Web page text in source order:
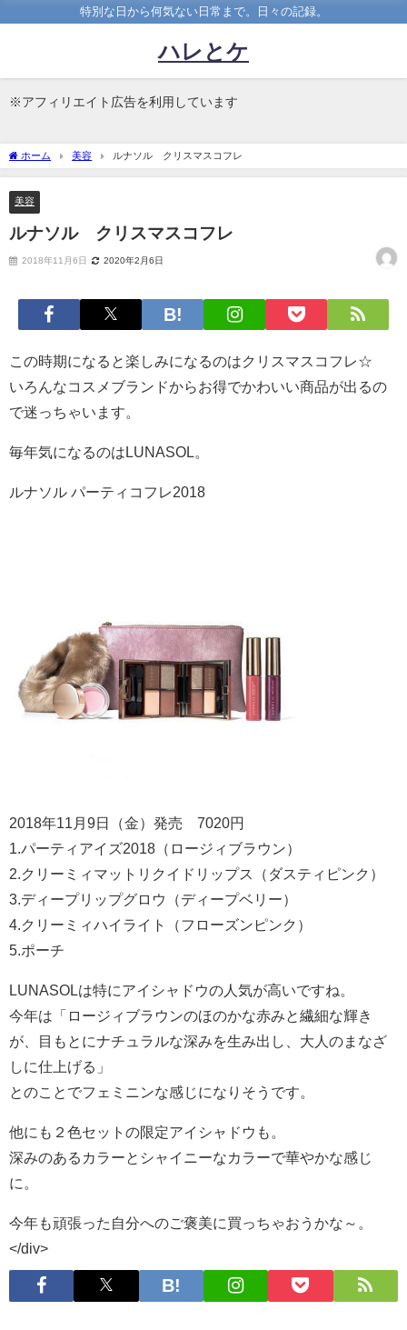
特別な日から何気ない日常まで。日々の記録。
ハレとケ
※アフィリエイト広告を利用しています
ホーム 美容 ルナソル クリスマスコフレ
美容
ルナソル クリスマスコフレ
2018年11月6日 2020年2月6日
この時期になると楽しみになるのはクリスマスコフレ☆
いろんなコスメブランドからお得でかわいい商品が出るの
で迷っちゃいます。
毎年気になるのはLUNASOL。
ルナソル パーティコフレ2018
2018年11月9日（金）発売 7020円
1.パーティアイズ2018（ロージィブラウン）
2.クリーミィマットリクイドリップス（ダスティピンク）
3.ディープリップグロウ（ディープベリー）
4.クリーミィハイライト（フローズンピンク）
5.ポーチ
LUNASOLは特にアイシャドウの人気が高いですね。
今年は「ロージィブラウンのほのかな赤みと繊細な輝き
が、目もとにナチュラルな深みを生み出し、大人のまなざ
しに仕上げる」
とのことでフェミニンな感じになりそうです。
他にも２色セットの限定アイシャドウも。
深みのあるカラーとシャイニーなカラーで華やかな感じ
に。
今年も頑張った自分へのご褒美に買っちゃおうかな～。
</div>